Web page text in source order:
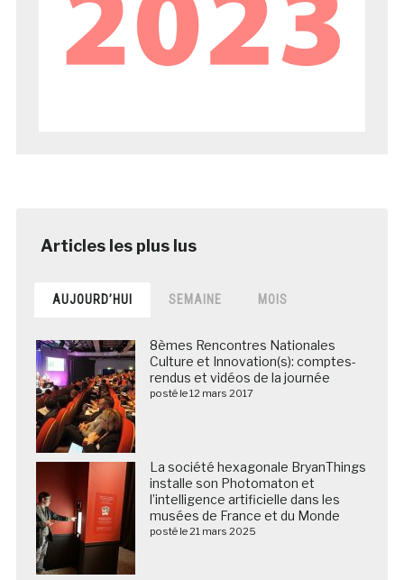
AUJOURD’HUI SEMAINE MOIS
8èmes Rencontres Nationales
Culture et Innovation(s): comptes-
rendus et vidéos de la journée
posté le 12 mars 2017
La société hexagonale BryanThings
installe son Photomaton et
l’intelligence artificielle dans les
musées de France et du Monde
posté le 21 mars 2025